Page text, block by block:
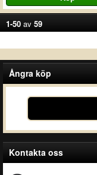
1-50 av 59
Ångra köp
Kontakta oss